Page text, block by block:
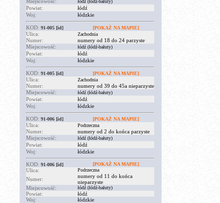
łódź (łódź-bałuty)
Powiat:
łódź
Woj:
łódzkie
KOD: 91-005 [id] [POKAŻ NA MAPIE]
Ulica: Zachodnia
Numer:
numery od 18 do 24 parzyste
Miejscowość:
łódź (łódź-bałuty)
Powiat:
łódź
Woj:
łódzkie
KOD: 91-005 [id] [POKAŻ NA MAPIE]
Ulica: Zachodnia
Numer:
numery od 39 do 45a nieparzyste
Miejscowość:
łódź (łódź-bałuty)
Powiat:
łódź
Woj:
łódzkie
KOD: 91-006 [id] [POKAŻ NA MAPIE]
Ulica: Podrzeczna
Numer:
numery od 2 do końca parzyste
Miejscowość:
łódź (łódź-bałuty)
Powiat:
łódź
Woj:
łódzkie
KOD: 91-006 [id] [POKAŻ NA MAPIE]
Ulica: Podrzeczna
Numer:
numery od 11 do końca
nieparzyste
Miejscowość:
łódź (łódź-bałuty)
Powiat:
łódź
Woj:
łódzkie